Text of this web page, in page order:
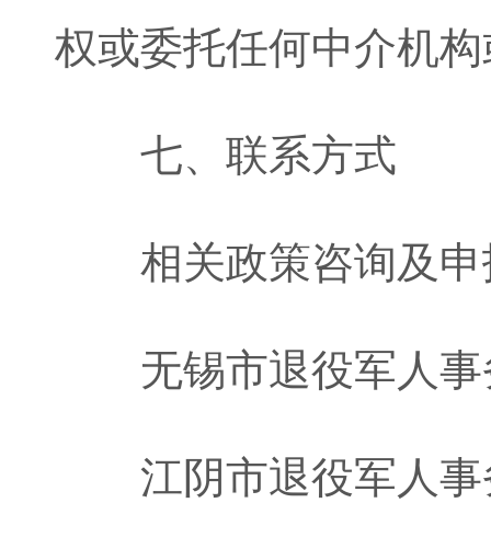
权或委托任何中介机
七、联系方式
相关政策咨询及申
无锡市退役军人事
江阴市退役军人事